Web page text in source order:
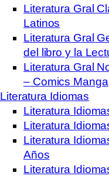
Literatura Gral
Latinos
Literatura Gral
del libro y la
Literatura Gral
– Comics Manga
Literatura Idiomas
Literatura
Literatura
Literatura
Años
Literatura